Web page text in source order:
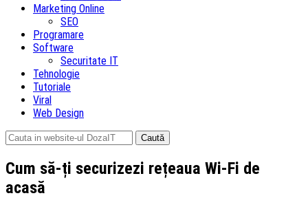
Marketing Online
SEO
Programare
Software
Securitate IT
Tehnologie
Tutoriale
Viral
Web Design
Caută
după:
Cum să-ți securizezi rețeaua Wi-Fi de
acasă